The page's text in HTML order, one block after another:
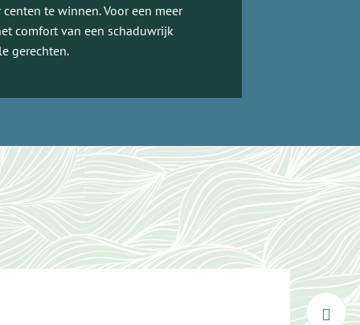
te winnen. Voor een meer
comfort van een schaduwrijk
gerechten.